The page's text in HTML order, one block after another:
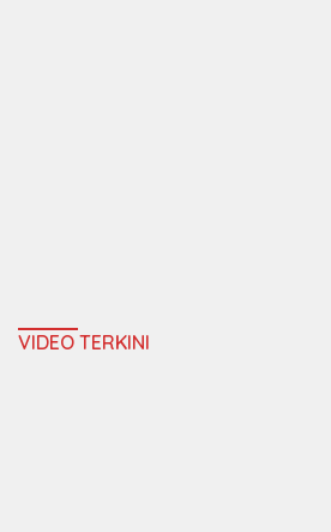
VIDEO TERKINI